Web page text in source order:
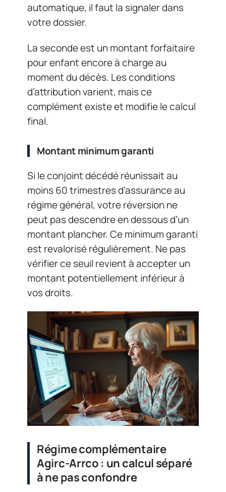
automatique, il faut la signaler dans
votre dossier.
La seconde est un montant forfaitaire
pour enfant encore à charge au
moment du décès. Les conditions
d’attribution varient, mais ce
complément existe et modifie le calcul
final.
Montant minimum garanti
Si le conjoint décédé réunissait au
moins 60 trimestres d’assurance au
régime général, votre réversion ne
peut pas descendre en dessous d’un
montant plancher. Ce minimum garanti
est revalorisé régulièrement. Ne pas
vérifier ce seuil revient à accepter un
montant potentiellement inférieur à
vos droits.
Régime complémentaire
Agirc-Arrco : un calcul séparé
à ne pas confondre